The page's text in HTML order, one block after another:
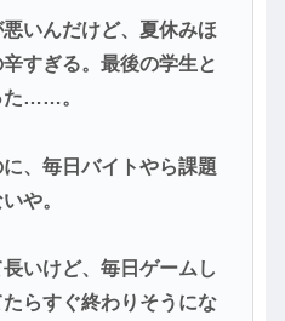
いんだけど、夏休みほ
すぎる。最後の学生と
た……。
、毎日バイトやら課題
や。
いけど、毎日ゲームし
らすぐ終わりそうにな